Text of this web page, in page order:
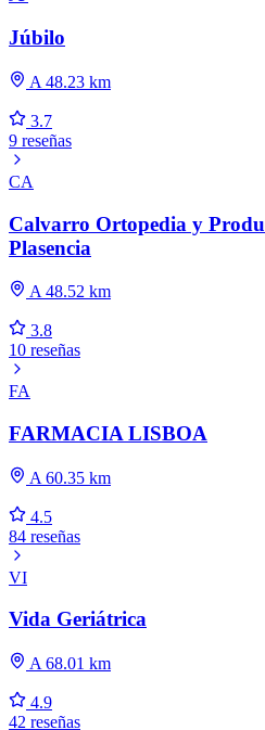
Júbilo
A 48.23 km
3.7
9 reseñas
CA
Calvarro Ortopedia y
Plasencia
A 48.52 km
3.8
10 reseñas
FA
FARMACIA LISBOA
A 60.35 km
4.5
84 reseñas
VI
Vida Geriátrica
A 68.01 km
4.9
42 reseñas